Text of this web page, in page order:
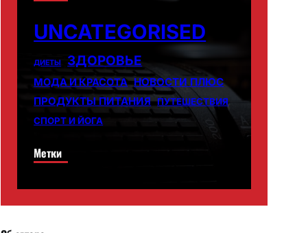
UNCATEGORISED
ДИЕТЫ ЗДОРОВЬЕ
МОДА И КРАСОТА НОВОСТИ ПЛЮС
ПРОДУКТЫ ПИТАНИЯ ПУТЕШЕСТВИЯ
СПОРТ И ЙОГА
Метки